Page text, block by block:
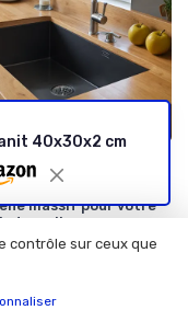
choisir une cuisine
massif pour votre
travail
40x30x2 cm
contrôle sur ceux que